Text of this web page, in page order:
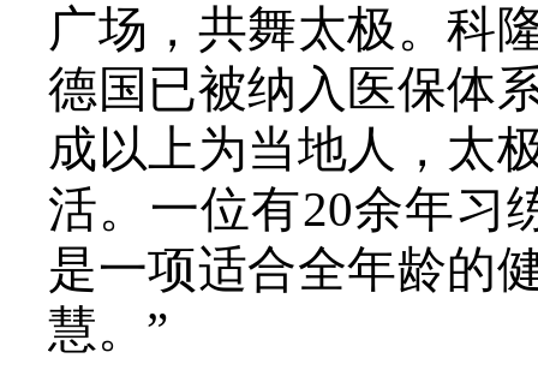
广场，共舞太极。科
德国已被纳入医保体
成以上为当地人，太
活。一位有20余年习
是一项适合全年龄的
慧。”